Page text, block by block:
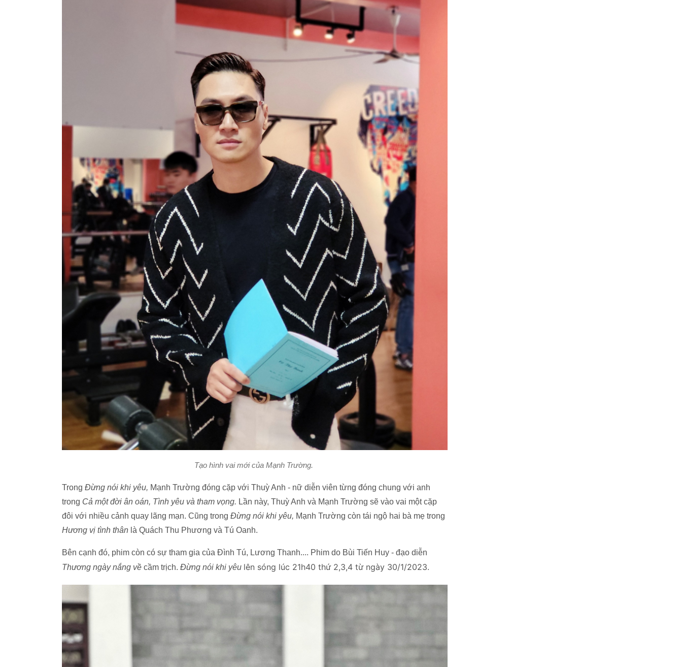
Tạo hình vai mới của Mạnh Trường.
Trong Đừng nói khi yêu, Mạnh Trường đóng cặp với Thuỳ Anh - nữ diễn viên từng đóng chung với anh
trong Cả một đời ân oán, Tình yêu và tham vọng. Lần này, Thuỳ Anh và Mạnh Trường sẽ vào vai một cặp
đôi với nhiều cảnh quay lãng mạn. Cũng trong Đừng nói khi yêu, Mạnh Trường còn tái ngộ hai bà mẹ trong
Hương vị tình thân là Quách Thu Phương và Tú Oanh.
Bên cạnh đó, phim còn có sự tham gia của Đình Tú, Lương Thanh.... Phim do Bùi Tiến Huy - đạo diễn
Thương ngày nắng về cầm trịch. Đừng nói khi yêu lên sóng lúc 21h40 thứ 2,3,4 từ ngày 30/1/2023.